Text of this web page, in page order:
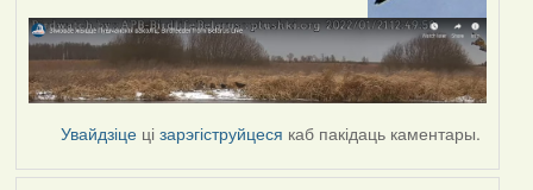
Увайдзіце цізарэгіструйцеся каб пакідаць каментары.